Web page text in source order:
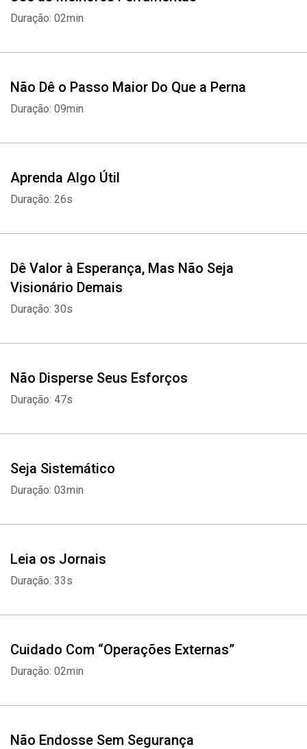
Duração: 02min
Não Dê o Passo Maior Do Que a Perna
Duração: 09min
Aprenda Algo Útil
Duração: 26s
Dê Valor à Esperança, Mas Não Seja
Visionário Demais
Duração: 30s
Não Disperse Seus Esforços
Duração: 47s
Seja Sistemático
Duração: 03min
Leia os Jornais
Duração: 33s
Cuidado Com “Operações Externas”
Duração: 02min
Não Endosse Sem Segurança